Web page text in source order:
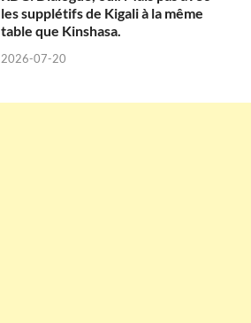
les supplétifs de Kigali à la même
table que Kinshasa.
2026-07-20